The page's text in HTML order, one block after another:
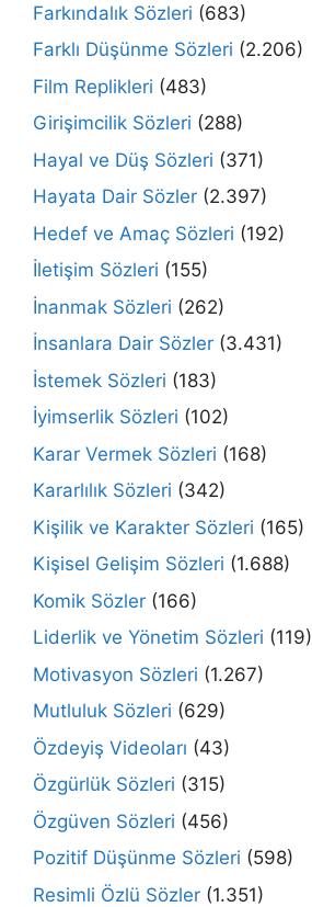
Farkındalık Sözleri (683)
Farklı Düşünme Sözleri (2.206)
Film Replikleri (483)
Girişimcilik Sözleri (288)
Hayal ve Düş Sözleri (371)
Hayata Dair Sözler (2.397)
Hedef ve Amaç Sözleri (192)
İletişim Sözleri (155)
İnanmak Sözleri (262)
İnsanlara Dair Sözler (3.431)
İstemek Sözleri (183)
İyimserlik Sözleri (102)
Karar Vermek Sözleri (168)
Kararlılık Sözleri (342)
Kişilik ve Karakter Sözleri (165)
Kişisel Gelişim Sözleri (1.688)
Komik Sözler (166)
Liderlik ve Yönetim Sözleri (119)
Motivasyon Sözleri (1.267)
Mutluluk Sözleri (629)
Özdeyiş Videoları (43)
Özgürlük Sözleri (315)
Özgüven Sözleri (456)
Pozitif Düşünme Sözleri (598)
Resimli Özlü Sözler (1.351)